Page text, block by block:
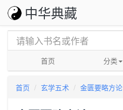
中华典藏
首页 分类
首页 玄学五术 金匮要略方论